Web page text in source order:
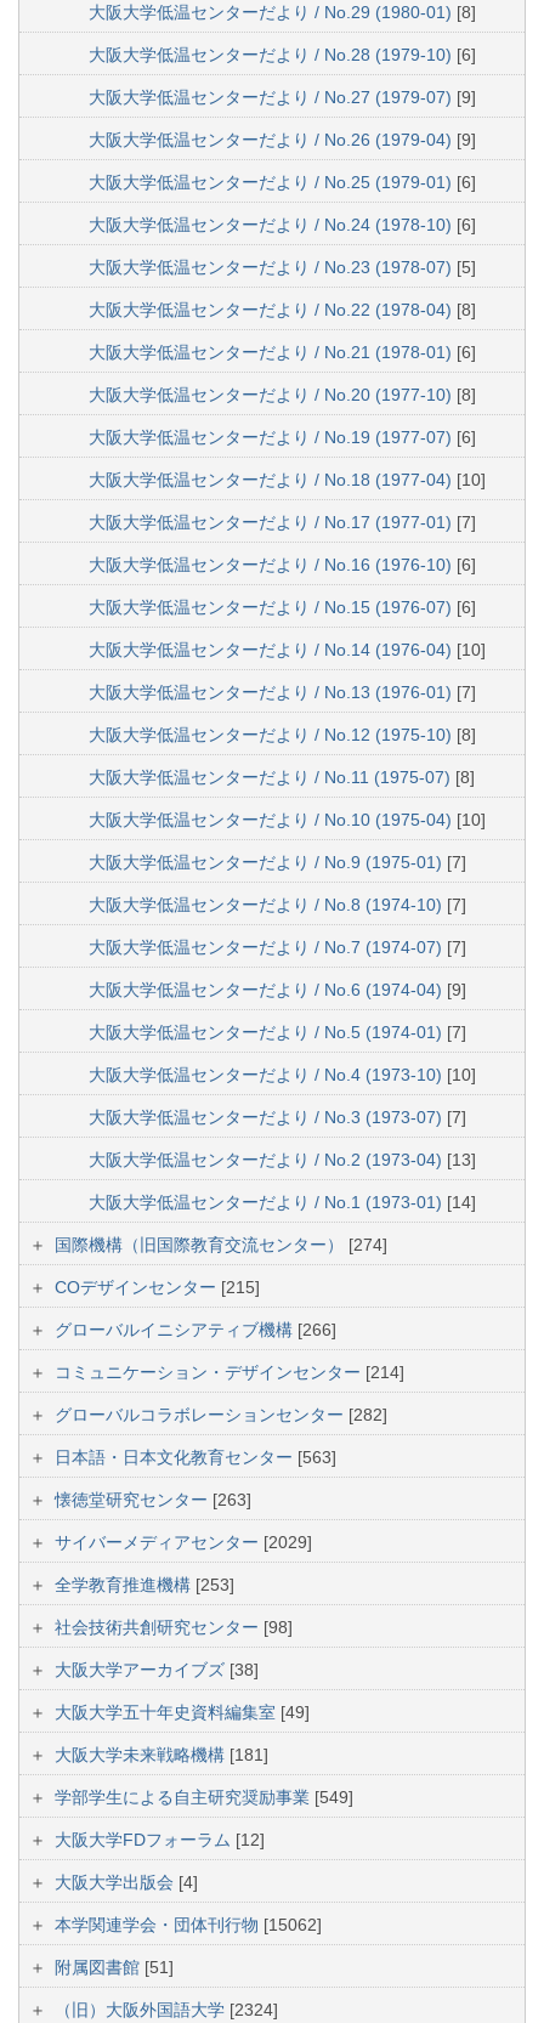
大阪大学低温センターだより / No.29 (1980-01) [8]
大阪大学低温センターだより / No.28 (1979-10) [6]
大阪大学低温センターだより / No.27 (1979-07) [9]
大阪大学低温センターだより / No.26 (1979-04) [9]
大阪大学低温センターだより / No.25 (1979-01) [6]
大阪大学低温センターだより / No.24 (1978-10) [6]
大阪大学低温センターだより / No.23 (1978-07) [5]
大阪大学低温センターだより / No.22 (1978-04) [8]
大阪大学低温センターだより / No.21 (1978-01) [6]
大阪大学低温センターだより / No.20 (1977-10) [8]
大阪大学低温センターだより / No.19 (1977-07) [6]
大阪大学低温センターだより / No.18 (1977-04) [10]
大阪大学低温センターだより / No.17 (1977-01) [7]
大阪大学低温センターだより / No.16 (1976-10) [6]
大阪大学低温センターだより / No.15 (1976-07) [6]
大阪大学低温センターだより / No.14 (1976-04) [10]
大阪大学低温センターだより / No.13 (1976-01) [7]
大阪大学低温センターだより / No.12 (1975-10) [8]
大阪大学低温センターだより / No.11 (1975-07) [8]
大阪大学低温センターだより / No.10 (1975-04) [10]
大阪大学低温センターだより / No.9 (1975-01) [7]
大阪大学低温センターだより / No.8 (1974-10) [7]
大阪大学低温センターだより / No.7 (1974-07) [7]
大阪大学低温センターだより / No.6 (1974-04) [9]
大阪大学低温センターだより / No.5 (1974-01) [7]
大阪大学低温センターだより / No.4 (1973-10) [10]
大阪大学低温センターだより / No.3 (1973-07) [7]
大阪大学低温センターだより / No.2 (1973-04) [13]
大阪大学低温センターだより / No.1 (1973-01) [14]
国際機構（旧国際教育交流センター） [274]
COデザインセンター [215]
グローバルイニシアティブ機構 [266]
コミュニケーション・デザインセンター [214]
グローバルコラボレーションセンター [282]
日本語・日本文化教育センター [563]
懐徳堂研究センター [263]
サイバーメディアセンター [2029]
全学教育推進機構 [253]
社会技術共創研究センター [98]
大阪大学アーカイブズ [38]
大阪大学五十年史資料編集室 [49]
大阪大学未来戦略機構 [181]
学部学生による自主研究奨励事業 [549]
大阪大学FDフォーラム [12]
大阪大学出版会 [4]
本学関連学会・団体刊行物 [15062]
附属図書館 [51]
（旧）大阪外国語大学 [2324]